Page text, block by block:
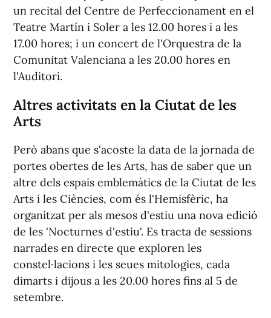
un recital del Centre de Perfeccionament en el
Teatre Martín i Soler a les 12.00 hores i a les
17.00 hores; i un concert de l'Orquestra de la
Comunitat Valenciana a les 20.00 hores en
l'Auditori.
Altres activitats en la Ciutat de les
Arts
Però abans que s'acoste la data de la jornada de
portes obertes de les Arts, has de saber que un
altre dels espais emblemàtics de la Ciutat de les
Arts i les Ciències, com és l'Hemisfèric, ha
organitzat per als mesos d'estiu una nova edició
de les 'Nocturnes d'estiu'. Es tracta de sessions
narrades en directe que exploren les
constel·lacions i les seues mitologies, cada
dimarts i dijous a les 20.00 hores fins al 5 de
setembre.